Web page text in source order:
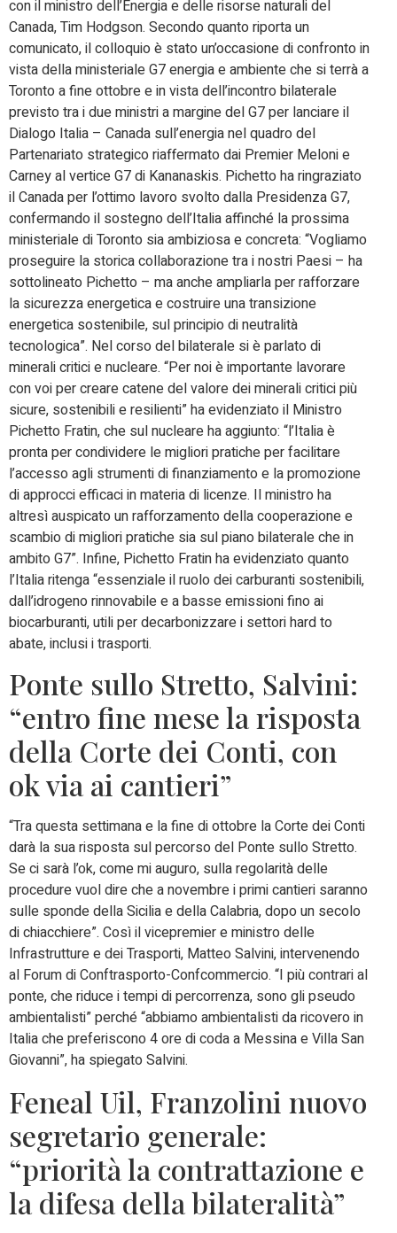
con il ministro dell’Energia e delle risorse naturali del
Canada, Tim Hodgson. Secondo quanto riporta un
comunicato, il colloquio è stato un’occasione di confronto in
vista della ministeriale G7 energia e ambiente che si terrà a
Toronto a fine ottobre e in vista dell’incontro bilaterale
previsto tra i due ministri a margine del G7 per lanciare il
Dialogo Italia – Canada sull’energia nel quadro del
Partenariato strategico riaffermato dai Premier Meloni e
Carney al vertice G7 di Kananaskis. Pichetto ha ringraziato
il Canada per l’ottimo lavoro svolto dalla Presidenza G7,
confermando il sostegno dell’Italia affinché la prossima
ministeriale di Toronto sia ambiziosa e concreta: “Vogliamo
proseguire la storica collaborazione tra i nostri Paesi – ha
sottolineato Pichetto – ma anche ampliarla per rafforzare
la sicurezza energetica e costruire una transizione
energetica sostenibile, sul principio di neutralità
tecnologica”. Nel corso del bilaterale si è parlato di
minerali critici e nucleare. “Per noi è importante lavorare
con voi per creare catene del valore dei minerali critici più
sicure, sostenibili e resilienti” ha evidenziato il Ministro
Pichetto Fratin, che sul nucleare ha aggiunto: “l’Italia è
pronta per condividere le migliori pratiche per facilitare
l’accesso agli strumenti di finanziamento e la promozione
di approcci efficaci in materia di licenze. Il ministro ha
altresì auspicato un rafforzamento della cooperazione e
scambio di migliori pratiche sia sul piano bilaterale che in
ambito G7”. Infine, Pichetto Fratin ha evidenziato quanto
l’Italia ritenga “essenziale il ruolo dei carburanti sostenibili,
dall’idrogeno rinnovabile e a basse emissioni fino ai
biocarburanti, utili per decarbonizzare i settori hard to
abate, inclusi i trasporti.
Ponte sullo Stretto, Salvini:
“entro fine mese la risposta
della Corte dei Conti, con
ok via ai cantieri”
“Tra questa settimana e la fine di ottobre la Corte dei Conti
darà la sua risposta sul percorso del Ponte sullo Stretto.
Se ci sarà l’ok, come mi auguro, sulla regolarità delle
procedure vuol dire che a novembre i primi cantieri saranno
sulle sponde della Sicilia e della Calabria, dopo un secolo
di chiacchiere”. Così il vicepremier e ministro delle
Infrastrutture e dei Trasporti, Matteo Salvini, intervenendo
al Forum di Conftrasporto-Confcommercio. “I più contrari al
ponte, che riduce i tempi di percorrenza, sono gli pseudo
ambientalisti” perché “abbiamo ambientalisti da ricovero in
Italia che preferiscono 4 ore di coda a Messina e Villa San
Giovanni”, ha spiegato Salvini.
Feneal Uil, Franzolini nuovo
segretario generale:
“priorità la contrattazione e
la difesa della bilateralità”